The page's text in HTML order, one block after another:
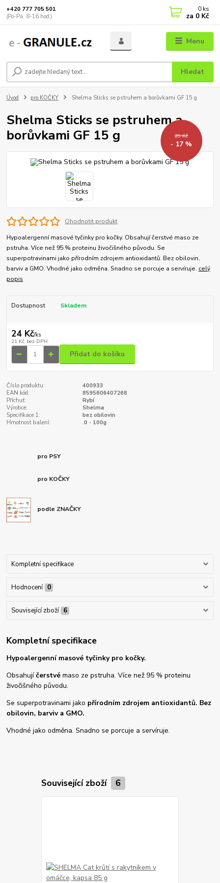
Menu
Hledat
+420 777 705 501
(Po-Pá, 8-16 hod.)
0 ks
za 0 Kč
Úvod pro KOČKY Shelma Sticks se pstruhem a borůvkami GF 15 g
Shelma Sticks se pstruhem a
borůvkami GF 15 g
29 Kč
- 17 %
Ohodnotit produkt
Hypoalergenní masové tyčinky pro kočky. Obsahují čerstvé maso ze
pstruha. Více než 95 % proteinu živočišného původu. Se
superpotravinami jako přírodním zdrojem antioxidantů. Bez obilovin,
barviv a GMO. Vhodné jako odměna. Snadno se porcuje a servíruje. celý
popis
Dostupnost Skladem
24 Kč/ks
21 Kč bez DPH
Přidat do košíku
Číslo produktu:
400933
EAN kód:
8595606407268
Příchuť:
Rybí
Výrobce:
Shelma
Specifikace 1:
bez obilovin
Hmotnost balení:
.0 - 100g
pro PSY
pro KOČKY
podle ZNAČKY
Kompletní specifikace
Hodnocení 0
Související zboží 6
Kompletní specifikace
Hypoalergenní masové tyčinky pro kočky.
Obsahujíčerstvé maso ze pstruha. Více než 95 % proteinu
živočišného původu.
Se superpotravinami jako přírodním zdrojem antioxidantů. Bez
obilovin, barviv a GMO.
Vhodné jako odměna. Snadno se porcuje a servíruje.
Související zboží 6